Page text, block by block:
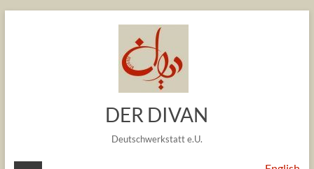
DER DIVAN
Deutschwerkstatt e.U.